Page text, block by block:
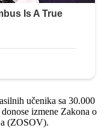
učenika sa 30.000
izmene Zakona o
(ZOSOV).